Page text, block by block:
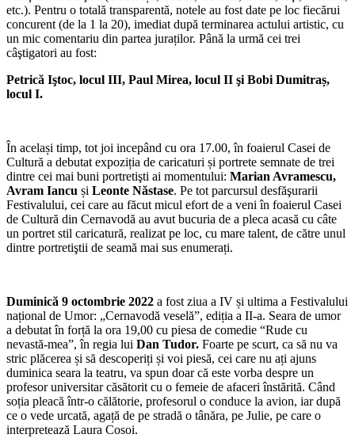
etc.). Pentru o totală transparentă, notele au fost date pe loc fiecărui
concurent (de la 1 la 20), imediat după terminarea actului artistic, cu
un mic comentariu din partea juraților. Până la urmă cei trei
câştigatori au fost:
Petrică Iştoc, locul III, Paul Mirea, locul II şi Bobi Dumitraș,
locul I.
În același timp, tot joi incepând cu ora 17.00, în foaierul Casei de
Cultură a debutat expoziția de caricaturi și portrete semnate de trei
dintre cei mai buni portretişti ai momentului: Marian Avramescu,
Avram Iancu și Leonte Năstase. Pe tot parcursul desfăşurarii
Festivalului, cei care au făcut micul efort de a veni în foaierul Casei
de Cultură din Cernavodă au avut bucuria de a pleca acasă cu câte
un portret stil caricatură, realizat pe loc, cu mare talent, de către unul
dintre portretiştii de seamă mai sus enumerați.
Duminică 9 octombrie 2022 a fost ziua a IV și ultima a Festivalului
național de Umor: „Cernavodă veselă”, ediția a II-a. Seara de umor
a debutat în forță la ora 19,00 cu piesa de comedie “Rude cu
nevastă-mea”, în regia lui Dan Tudor. Foarte pe scurt, ca să nu va
stric plăcerea și să descoperiți și voi piesă, cei care nu ați ajuns
duminica seara la teatru, va spun doar că este vorba despre un
profesor universitar căsătorit cu o femeie de afaceri înstărită. Când
soția pleacă într-o călătorie, profesorul o conduce la avion, iar după
ce o vede urcată, agață de pe stradă o tânăra, pe Julie, pe care o
interpretează Laura Cosoi.